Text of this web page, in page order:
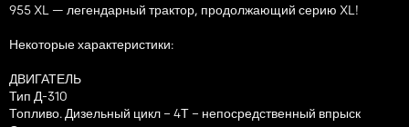
955 XL — легендарный трактор, продолжающий серию XL!
Некоторые характеристики:
ДВИГАТЕЛЬ
Тип Д-310
Топливо. Дизельный цикл – 4Т – непосредственный впрыск